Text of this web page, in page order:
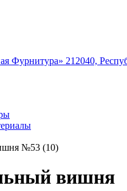
Фурнитура» 212040,
№53 (10)
вишня